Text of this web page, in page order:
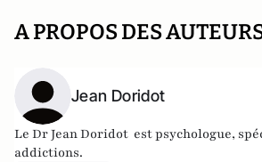
A PROPOS DES
Jean Doridot
Le Dr Jean Doridot est psychologue,
addictions.